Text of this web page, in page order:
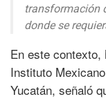
transformación
donde se
En este
Instituto
Yucatán, señaló